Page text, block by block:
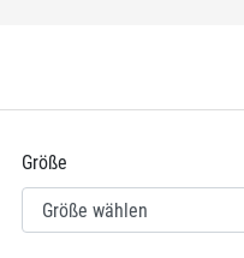
Größe